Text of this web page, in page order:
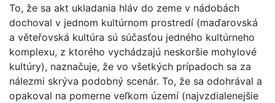
To, že sa akt ukladania hláv do zeme v nádobách
dochoval v jednom kultúrnom prostredí (maďarovská
a věteřovská kultúra sú súčasťou jedného kultúrneho
komplexu, z ktorého vychádzajú neskoršie mohylové
kultúry), naznačuje, že vo všetkých prípadoch sa za
nálezmi skrýva podobný scenár. To, že sa odohrával a
opakoval na pomerne veľkom území (najvzdialenejšie